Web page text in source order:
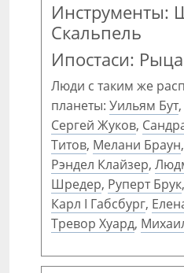
Инструменты:
Скальпель
Ипостаси:
Люди с таким же
планеты: Уильям Бут,
Сергей Жуков,
Титов, Мелани Браун,
Рэндел Клайзер,
Шредер, Руперт Брук,
Карл I Габсбург,
Тревор Хуард,